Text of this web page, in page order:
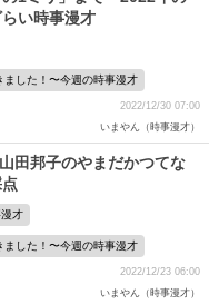
い時事漫才
した！〜今週の時事漫才
2022/12/30 07:00
いまやん（時事漫才）
田邦子のやまだかつてな
才
した！〜今週の時事漫才
2022/12/23 06:00
いまやん（時事漫才）